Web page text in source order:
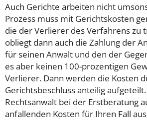
Auch Gerichte arbeiten nicht
Prozess muss mit Gerichtskosten
die der Verlierer des Verfahrens zu
obliegt dann auch die Zahlung der
für seinen Anwalt und den der
es aber keinen 100-prozentigen
Verlierer. Dann werden die Kosten
Gerichtsbeschluss anteilig
Rechtsanwalt bei der Erstberatung
anfallenden Kosten für Ihren Fall